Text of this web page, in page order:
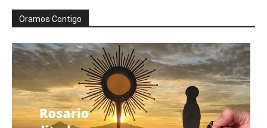
Oramos Contigo